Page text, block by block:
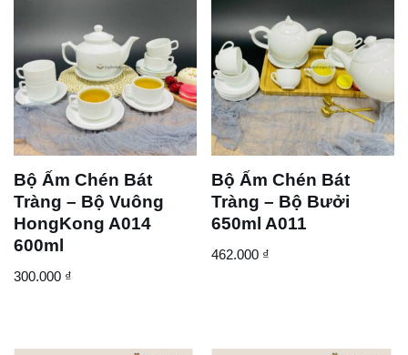
Bộ Ấm Chén Bát
Tràng – Bộ Vuông
HongKong A014
600ml
300.000 ₫
Bộ Ấm Chén Bát
Tràng – Bộ Bưởi
650ml A011
462.000 ₫